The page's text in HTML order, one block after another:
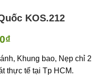
KOS.212
₫
Khung bao, Nẹp chỉ 2
thực tế tại Tp HCM.